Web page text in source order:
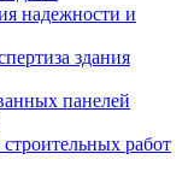
надежности и
здания
панелей
работ